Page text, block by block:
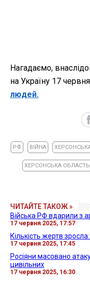
Нагадаємо,
на Україну 17 червня
людей.
РФ ВІЙНА
ХЕРСОНСЬКА ОБЛАСТЬ
ЧИТАЙТЕ ТАКОЖ »
Війська РФ вдарили з
17 червня 2025, 17:57
Кількість жертв
17 червня 2025, 17:45
Росіяни масовано
цивільних
17 червня 2025, 16:30